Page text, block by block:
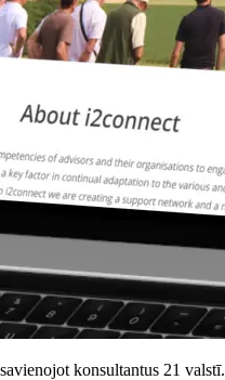
konsultantus 21 valstī.